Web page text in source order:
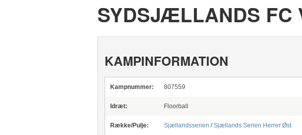
SYDSJÆLLANDS FC
KAMPINFORMATION
Kampnummer: 807559
Idræt: Floorball
Række/Pulje: Sjællandsserien /Sjællands Serien Herrer Øst